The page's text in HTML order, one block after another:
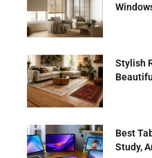
Stylish
Best
Study,